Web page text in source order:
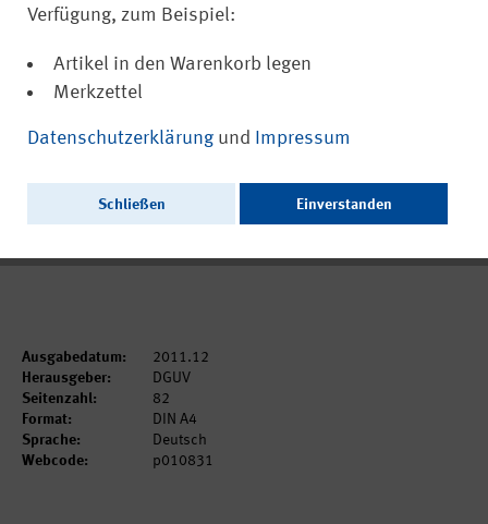
und Lokrangierführer (IFA-Report 7/2011)
Ausgabedatum:
2011.12
Herausgeber:
DGUV
Seitenzahl:
82
Format:
DIN A4
Sprache:
Deutsch
Webcode:
p010831
Verfügung, zum Beispiel:
Artikel in den Warenkorb legen
Merkzettel
Datenschutzerklärung und Impressum
Schließen Einverstanden